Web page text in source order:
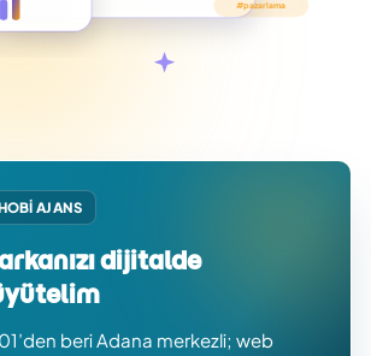
AJANS
dijitalde
beri Adana merkezli; web